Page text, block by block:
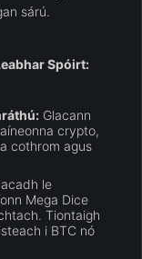
sárú.
Spóirt:
Glacann
crypto,
cothrom agus
le
Mega Dice
Tiontaigh
i BTC nó